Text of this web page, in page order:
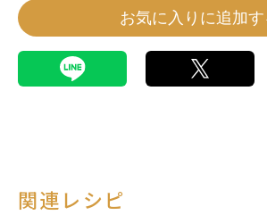
お気に入りに追加す
関連レシピ